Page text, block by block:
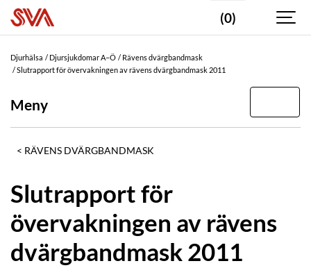
(0)
Djurhälsa Djursjukdomar A–Ö
Rävens dvärgbandmask
Slutrapport för övervakningen av rävens dvärgbandmask 2011
Meny
RÄVENS DVÄRGBANDMASK
Slutrapport för
övervakningen av rävens
dvärgbandmask 2011